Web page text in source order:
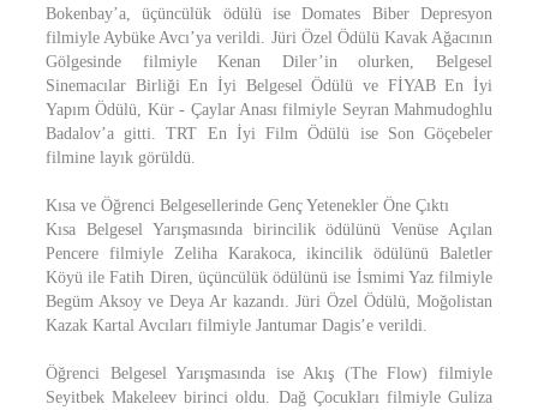
Bokenbay’a, üçüncülük ödülü ise Domates Biber Depresyon
filmiyle Aybüke Avcı’ya verildi. Jüri Özel Ödülü Kavak Ağacının
Gölgesinde filmiyle Kenan Diler’in olurken, Belgesel
Sinemacılar Birliği En İyi Belgesel Ödülü ve FİYAB En İyi
Yapım Ödülü, Kür - Çaylar Anası filmiyle Seyran Mahmudoghlu
Badalov’a gitti. TRT En İyi Film Ödülü ise Son Göçebeler
filmine layık görüldü.
Kısa ve Öğrenci Belgesellerinde Genç Yetenekler Öne Çıktı
Kısa Belgesel Yarışmasında birincilik ödülünü Venüse Açılan
Pencere filmiyle Zeliha Karakoca, ikincilik ödülünü Baletler
Köyü ile Fatih Diren, üçüncülük ödülünü ise İsmimi Yaz filmiyle
Begüm Aksoy ve Deya Ar kazandı. Jüri Özel Ödülü, Moğolistan
Kazak Kartal Avcıları filmiyle Jantumar Dagis’e verildi.
Öğrenci Belgesel Yarışmasında ise Akış (The Flow) filmiyle
Seyitbek Makeleev birinci oldu. Dağ Çocukları filmiyle Guliza